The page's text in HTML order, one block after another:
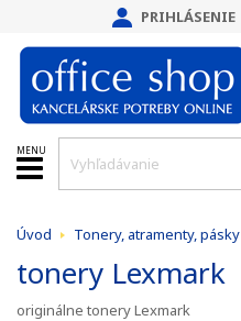
PRIHLÁSENIE
MENU
Úvod Tonery, atramenty, pásky
tonery Lexmark
originálne tonery Lexmark